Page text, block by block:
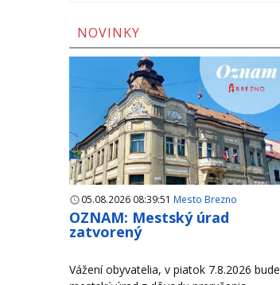
NOVINKY
05.08.2026 08:39:51 Mesto Brezno
OZNAM: Mestský úrad
zatvorený
Vážení obyvatelia, v piatok 7.8.2026 bude